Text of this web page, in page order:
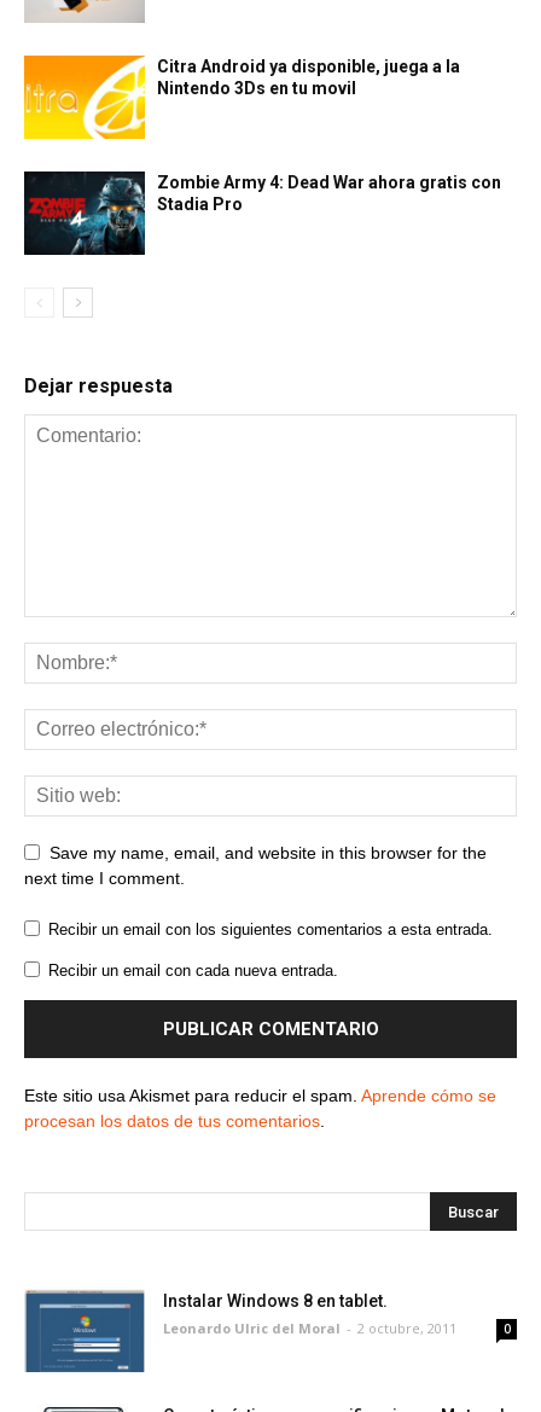
Citra Android ya disponible, juega a la
Nintendo 3Ds en tu movil
Zombie Army 4: Dead War ahora gratis con
Stadia Pro
Dejar respuesta
Save my name, email, and website in this browser for the
next time I comment.
Recibir un email con los siguientes comentarios a esta entrada.
Recibir un email con cada nueva entrada.
Este sitio usa Akismet para reducir el spam. Aprende cómo se
procesan los datos de tus comentarios
Instalar Windows 8 en tablet.
Leonardo Ulric del Moral - 2 octubre, 2011 0